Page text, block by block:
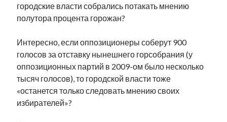
городские власти собрались потакать мнению
полутора процента горожан?
Интересно, если оппозиционеры соберут 900
голосов за отставку нынешнего горсобрания (у
оппозиционных партий в 2009-ом было несколько
тысяч голосов), то городской власти тоже
«останется только следовать мнению своих
избирателей»?